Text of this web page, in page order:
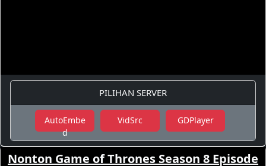
PILIHAN SERVER
AutoEmbe
d
VidSrc GDPlayer
Nonton Game of Thrones Season 8 Episode